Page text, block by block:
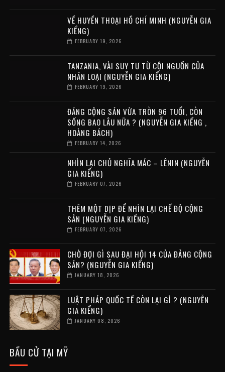
VỀ HUYỀN THOẠI HỒ CHÍ MINH (NGUYỄN GIA
KIỂNG)
FEBRUARY 19, 2026
TANZANIA, VÀI SUY TƯ TỪ CỘI NGUỒN CỦA
NHÂN LOẠI (NGUYỄN GIA KIỂNG)
FEBRUARY 19, 2026
ĐẢNG CỘNG SẢN VỪA TRÒN 96 TUỔI, CÒN
SỐNG BAO LÂU NỮA ? (NGUYỄN GIA KIỂNG ,
HOÀNG BÁCH)
FEBRUARY 14, 2026
NHÌN LẠI CHỦ NGHĨA MÁC – LÊNIN (NGUYỄN
GIA KIỂNG)
FEBRUARY 07, 2026
THÊM MỘT DỊP ĐỂ NHÌN LẠI CHẾ ĐỘ CỘNG
SẢN (NGUYỄN GIA KIỂNG)
FEBRUARY 07, 2026
CHỜ ĐỢI GÌ SAU ĐẠI HỘI 14 CỦA ĐẢNG CỘNG
SẢN? (NGUYỄN GIA KIỂNG)
JANUARY 18, 2026
LUẬT PHÁP QUỐC TẾ CÒN LẠI GÌ ? (NGUYỄN
GIA KIỂNG)
JANUARY 08, 2026
BẦU CỬ TẠI MỸ